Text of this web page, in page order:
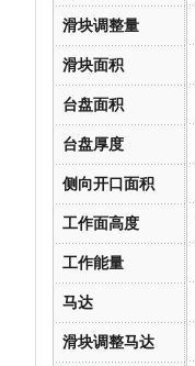
滑块调整量
滑块面积
台盘面积
台盘厚度
侧向开口面积
工作面高度
工作能量
马达
滑块调整马达